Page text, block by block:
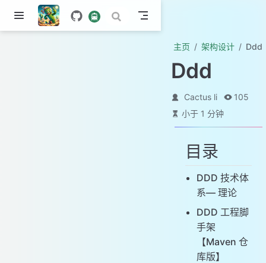
主页 架构设计 Ddd
Ddd
Cactus li
105
小于 1 分钟
目录
DDD 技术体
系— 理论
DDD 工程脚
手架
【Maven 仓
库版】